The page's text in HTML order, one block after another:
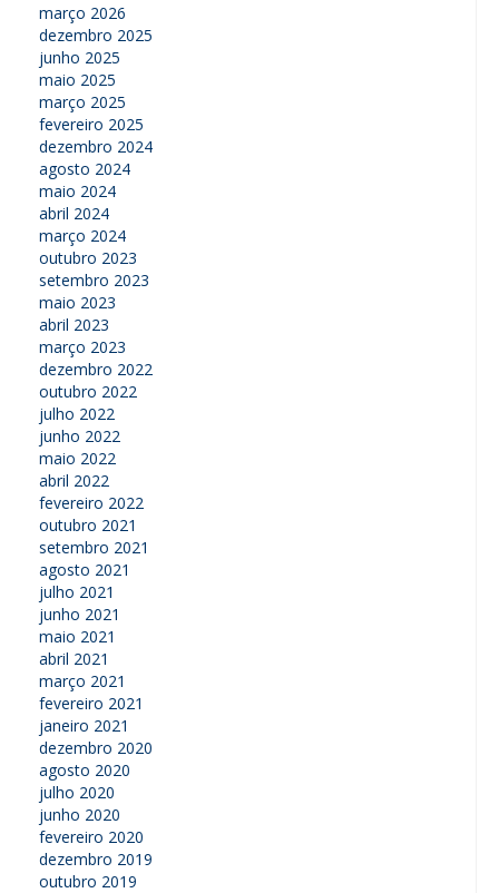
março 2026
dezembro 2025
junho 2025
maio 2025
março 2025
fevereiro 2025
dezembro 2024
agosto 2024
maio 2024
abril 2024
março 2024
outubro 2023
setembro 2023
maio 2023
abril 2023
março 2023
dezembro 2022
outubro 2022
julho 2022
junho 2022
maio 2022
abril 2022
fevereiro 2022
outubro 2021
setembro 2021
agosto 2021
julho 2021
junho 2021
maio 2021
abril 2021
março 2021
fevereiro 2021
janeiro 2021
dezembro 2020
agosto 2020
julho 2020
junho 2020
fevereiro 2020
dezembro 2019
outubro 2019